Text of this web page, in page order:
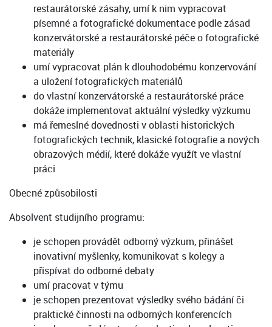
restaurátorské zásahy, umí k nim vypracovat
písemné a fotografické dokumentace podle zásad
konzervátorské a restaurátorské péče o fotografické
materiály
umí vypracovat plán k dlouhodobému konzervování
a uložení fotografických materiálů
do vlastní konzervátorské a restaurátorské práce
dokáže implementovat aktuální výsledky výzkumu
má řemeslné dovednosti v oblasti historických
fotografických technik, klasické fotografie a nových
obrazových médií, které dokáže využít ve vlastní
práci
Obecné způsobilosti
Absolvent studijního programu:
je schopen provádět odborný výzkum, přinášet
inovativní myšlenky, komunikovat s kolegy a
přispívat do odborné debaty
umí pracovat v týmu
je schopen prezentovat výsledky svého bádání či
praktické činnosti na odborných konferencích